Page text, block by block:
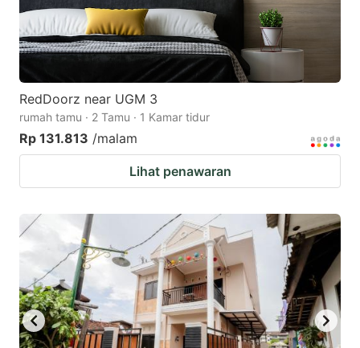
RedDoorz near UGM 3
rumah tamu · 2 Tamu · 1 Kamar tidur
Rp 131.813 /malam
Lihat penawaran